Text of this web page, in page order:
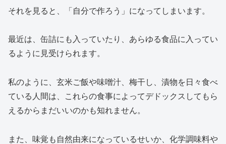
それを見ると、「自分で作ろう」になってしまいます。
最近は、缶詰にも入っていたり、あらゆる食品に入ってい
るように見受けられます。
私のように、玄米ご飯や味噌汁、梅干し、漬物を日々食べ
ている人間は、これらの食事によってデドックスしてもら
えるからまだいいのかも知れません。
また、味覚も自然由来になっているせいか、化学調味料や